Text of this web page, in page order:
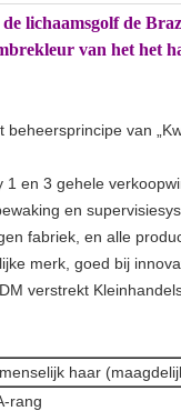
lichaamsgolf de
van het het
beheersprincipe van
1 en 3 gehele
en
fabriek, en alle
merk, goed bij
verstrekt
haar
rang